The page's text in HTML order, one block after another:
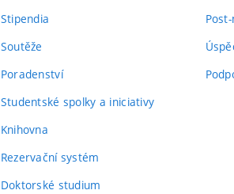
Stipendia
Soutěže
Poradenství
Studentské spolky a iniciativy
Knihovna
Rezervační systém
Doktorské studium